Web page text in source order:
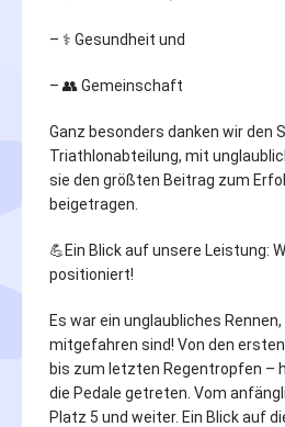
– ⚕️ Gesundheit und
– 👥 Gemeinschaft
Ganz besonders danken wir den
Triathlonabteilung, mit
sie den größten Beitrag zum
beigetragen.
💪Ein Blick auf unsere Leistung:
positioniert!
Es war ein unglaubliches
mitgefahren sind! Von den
bis zum letzten Regentropfen –
die Pedale getreten. Vom
Platz 5 und weiter. Ein Blick auf